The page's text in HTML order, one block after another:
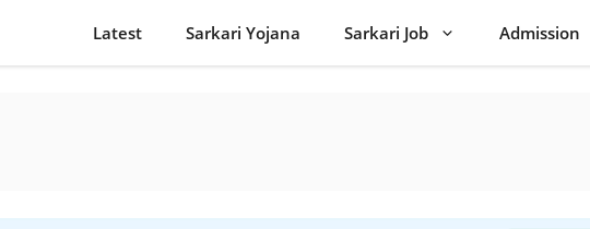
Latest Sarkari Yojana Sarkari Job Admission